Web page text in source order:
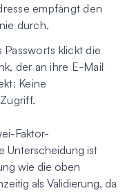
empfängt den
durch.
Passworts klickt die
der an ihre E-Mail
Keine
Faktor-
Unterscheidung ist
wie die oben
als Validierung, da